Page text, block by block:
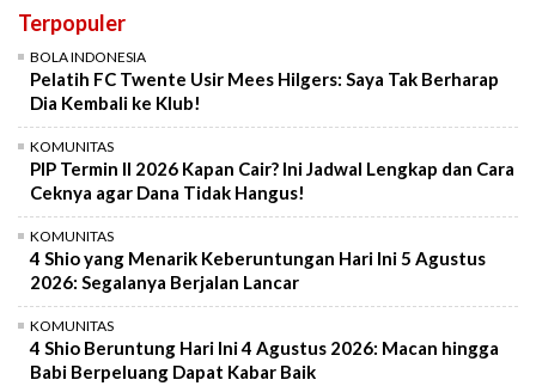
Terpopuler
BOLA INDONESIA
Pelatih FC Twente Usir Mees Hilgers: Saya Tak Berharap
Dia Kembali ke Klub!
KOMUNITAS
PIP Termin II 2026 Kapan Cair? Ini Jadwal Lengkap dan Cara
Ceknya agar Dana Tidak Hangus!
KOMUNITAS
4 Shio yang Menarik Keberuntungan Hari Ini 5 Agustus
2026: Segalanya Berjalan Lancar
KOMUNITAS
4 Shio Beruntung Hari Ini 4 Agustus 2026: Macan hingga
Babi Berpeluang Dapat Kabar Baik